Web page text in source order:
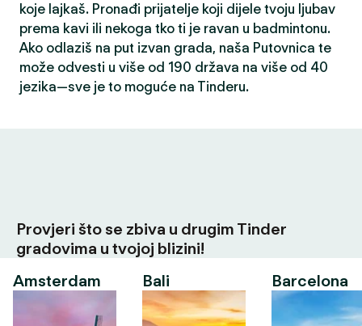
koje lajkaš. Pronađi prijatelje koji dijele tvoju ljubav
prema kavi ili nekoga tko ti je ravan u badmintonu.
Ako odlaziš na put izvan grada, naša Putovnica te
može odvesti u više od 190 država na više od 40
jezika—sve je to moguće na Tinderu.
Provjeri što se zbiva u drugim Tinder
gradovima u tvojoj blizini!
Amsterdam
Bali Barcelona